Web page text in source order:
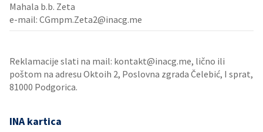
Mahala b.b. Zeta
e-mail: CGmpm.Zeta2@inacg.me
Reklamacije slati na mail: kontakt@inacg.me, lično ili
poštom na adresu Oktoih 2, Poslovna zgrada Čelebić, I sprat,
81000 Podgorica.
INA kartica